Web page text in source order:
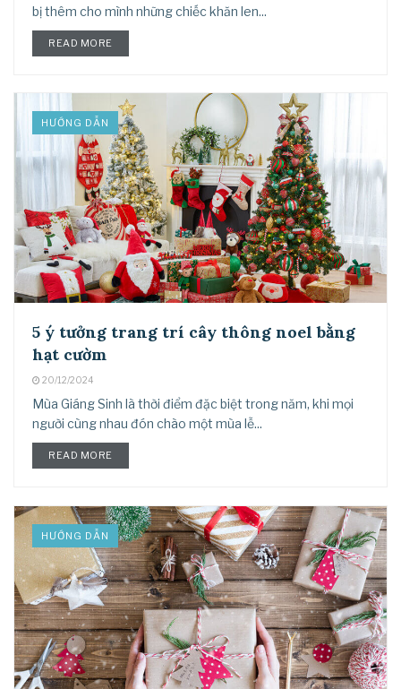
bị thêm cho mình những chiếc khăn len...
READ MORE
HƯỚNG DẪN
5 ý tưởng trang trí cây thông noel bằng
hạt cườm
20/12/2024
Mùa Giáng Sinh là thời điểm đặc biệt trong năm, khi mọi
người cùng nhau đón chào một mùa lễ...
READ MORE
HƯỚNG DẪN